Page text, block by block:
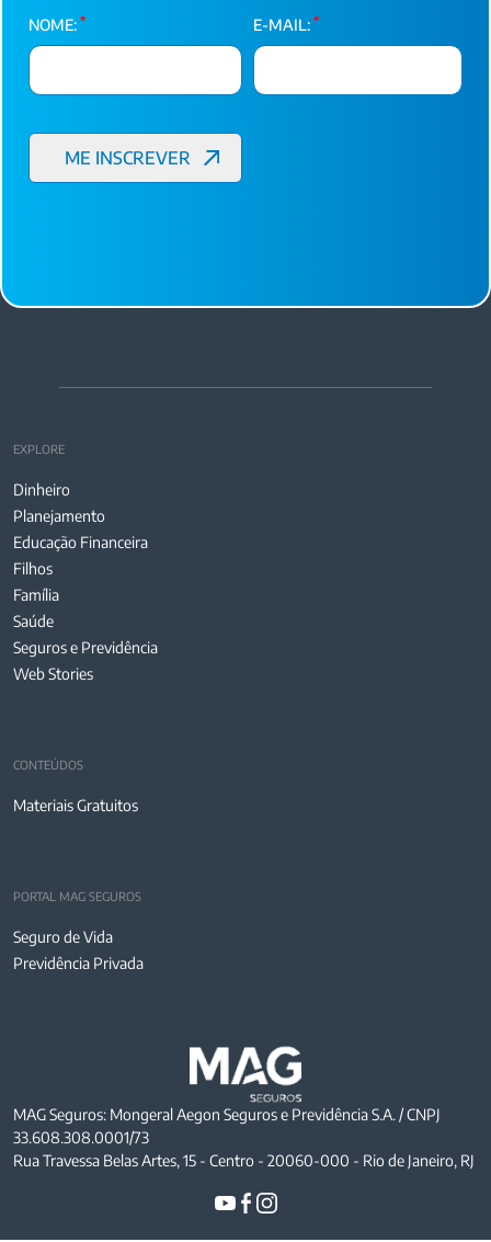
NOME: * E-MAIL: *
EXPLORE
Dinheiro
Planejamento
Educação Financeira
Filhos
Família
Saúde
Seguros e Previdência
Web Stories
CONTEÚDOS
Materiais Gratuitos
PORTAL MAG SEGUROS
Seguro de Vida
Previdência Privada
MAG Seguros: Mongeral Aegon Seguros e Previdência S.A. / CNPJ
33.608.308.0001/73
Rua Travessa Belas Artes, 15 - Centro - 20060-000 - Rio de Janeiro, RJ